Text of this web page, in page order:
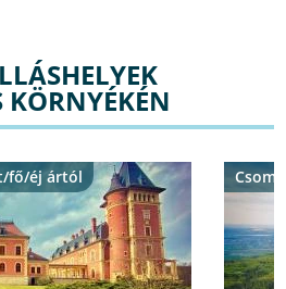
KÖRNYÉKÉN
fő/éj ártól